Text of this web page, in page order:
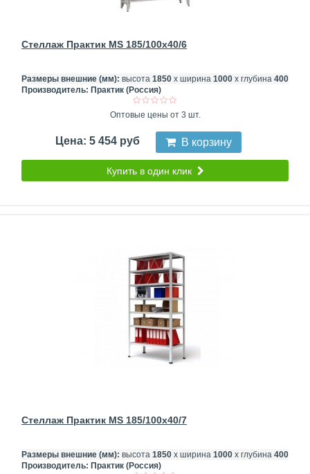
Стеллаж Практик MS 185/100x40/6
Размеры внешние (мм): высота 1850 х ширина 1000 х глубина 400
Производитель: Практик (Россия)
Оптовые цены от 3 шт.
Цена: 5 454 руб В корзину
Купить в один клик
Стеллаж Практик MS 185/100x40/7
Размеры внешние (мм): высота 1850 х ширина 1000 х глубина 400
Производитель: Практик (Россия)